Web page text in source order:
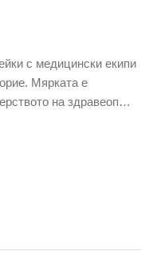
с медицински екипи
Мярката е
на здравеоп…